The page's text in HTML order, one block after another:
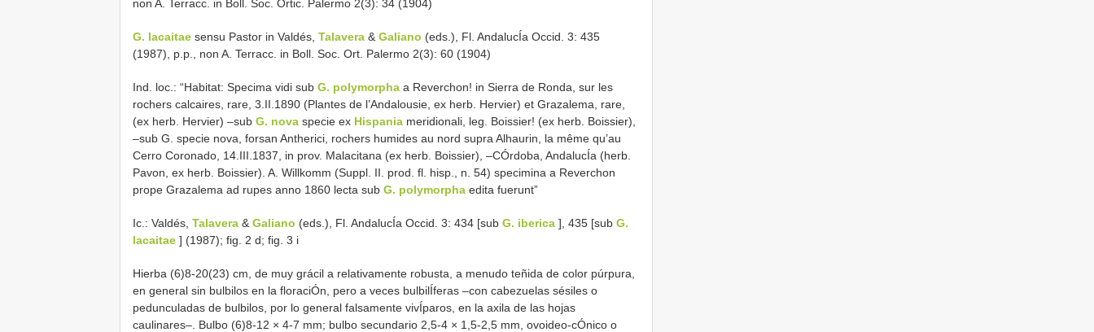
non A. Terracc. in Boll. Soc. Ortic. Palermo 2(3): 34 (1904)
G. lacaitae sensu Pastor in Valdés, Talavera & Galiano (eds.), Fl. AndalucÍa Occid. 3: 435
(1987), p.p., non A. Terracc. in Boll. Soc. Ort. Palermo 2(3): 60 (1904)
Ind. loc.: “Habitat: Specima vidi sub G. polymorpha a Reverchon! in Sierra de Ronda, sur les
rochers calcaires, rare, 3.II.1890 (Plantes de l’Andalousie, ex herb. Hervier) et Grazalema, rare,
(ex herb. Hervier) –sub G. nova specie ex Hispania meridionali, leg. Boissier! (ex herb. Boissier),
–sub G. specie nova, forsan Antherici, rochers humides au nord supra Alhaurin, la même qu’au
Cerro Coronado, 14.III.1837, in prov. Malacitana (ex herb. Boissier), –CÓrdoba, AndalucÍa (herb.
Pavon, ex herb. Boissier). A. Willkomm (Suppl. II. prod. fl. hisp., n. 54) specimina a Reverchon
prope Grazalema ad rupes anno 1860 lecta sub G. polymorpha edita fuerunt”
Ic.: Valdés, Talavera & Galiano (eds.), Fl. AndalucÍa Occid. 3: 434 [sub G. iberica ], 435 [sub G.
lacaitae ] (1987); fig. 2 d; fig. 3 i
Hierba (6)8-20(23) cm, de muy grácil a relativamente robusta, a menudo teñida de color púrpura,
en general sin bulbilos en la floraciÓn, pero a veces bulbilÍferas –con cabezuelas sésiles o
pedunculadas de bulbilos, por lo general falsamente vivÍparos, en la axila de las hojas
caulinares–. Bulbo (6)8-12 × 4-7 mm; bulbo secundario 2,5-4 × 1,5-2,5 mm, ovoideo-cÓnico o